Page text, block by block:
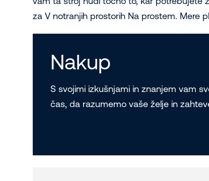
za V notranjih prostorih Na prostem. Mere
Nakup
S svojimi izkušnjami in znanjem vam
čas, da razumemo vaše želje in